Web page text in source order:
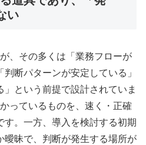
い
、その多くは「業務フローが
断パターンが安定している」
」という前提で設計されていま
っているものを、速く・正確
す。一方、導入を検討する初期
曖昧で、判断が発生する場所が